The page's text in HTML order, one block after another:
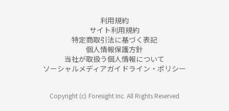
利用規約
サイト利用規約
特定商取引法に基づく表記
個人情報保護方針
当社が取扱う個人情報について
ソーシャルメディアガイドライン・ポリシー
Copyright (c) Foresight Inc. All Rights Reserved